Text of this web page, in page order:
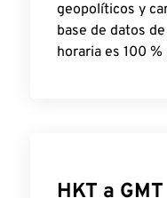
geopolíticos y
base de datos
horaria es 100 %
HKT a